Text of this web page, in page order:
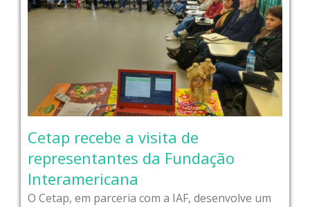
Cetap recebe a visita de
representantes da Fundação
Interamericana
O Cetap, em parceria com a IAF, desenvolve um